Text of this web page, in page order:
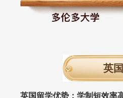
英国
英国留学优势：学制短效率